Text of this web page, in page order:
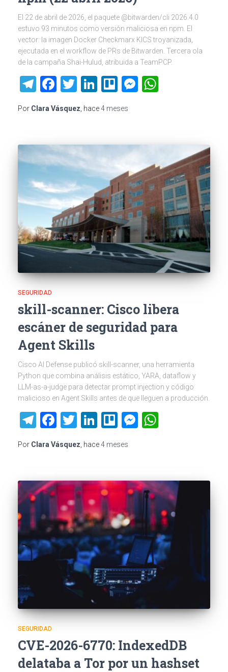
El 22 de abril de 2026, el paquete @bitwarden/cli 2026.4.0
estuvo 93 minutos como versión maliciosa en npm. El
vector: la imagen Docker Checkmarx KICS troyanizada,
ejecutada en el workflow de PRs de Bitwarden. Tercera ola
de la campaña Shai-Hulud, atribuida a TeamPCP.
Telegram
Facebook
Twitter
LinkedIn
TrelloMessenger
Por Clara Vásquez , hace4 meses
SEGURIDAD
skill-scanner: Cisco libera
escáner de seguridad para
Agent Skills
Cisco AI Defense publicó skill-scanner, una herramienta
Python que combina análisis estático, YARA, dataflow y
LLM-as-a-judge para detectar prompt injection y código
malicioso en Agent Skills antes de que lleguen a producción.
Telegram
Facebook
Twitter
LinkedIn
TrelloMessenger
Por Clara Vásquez , hace4 meses
SEGURIDAD
CVE-2026-6770: IndexedDB
delataba a Tor por un hashset